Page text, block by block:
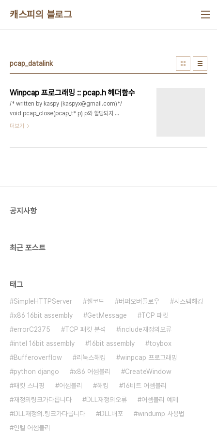
캐스피의 블로그
pcap_datalink
Winpcap 프로그래밍 :: pcap.h 헤더함수
/* written by kaspy (kaspyx@gmail.com)*/
void pcap_close(pcap_t* p) p와 할당되지 않
은 데이터에 연계된 파일을 닫는 함수 int
1483 L..
더보기
공지사항
최근 포스트
태그
SimpleHTTPServer 쉘코드 버퍼오버플로우
시스템해킹
x86 16bit assembly
GetMessage
TCP 패킷
errorC2375
TCP 패킷 분석
include재정의오류
intel 16bit assembly
16bit assembly
toybox
Bufferoverflow
리눅스해킹
winpcap 프로그래밍
python django
x86 어셈블리
CreateWindow
패킷 스니핑
어셈블리 해킹
16비트 어셈블리
재정의링크가다릅니다
DLL재정의오류
어셈블리 예제
DLL재정의.링크가다릅니다
DLL배포
windump 사용법
인텔 어셈블리